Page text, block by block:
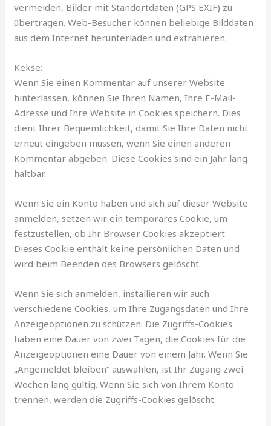
vermeiden, Bilder mit Standortdaten (GPS EXIF) zu
übertragen. Web-Besucher können beliebige Bilddaten
aus dem Internet herunterladen und extrahieren.
Kekse:
Wenn Sie einen Kommentar auf unserer Website
hinterlassen, können Sie Ihren Namen, Ihre E-Mail-
Adresse und Ihre Website in Cookies speichern. Dies
dient Ihrer Bequemlichkeit, damit Sie Ihre Daten nicht
erneut eingeben müssen, wenn Sie einen anderen
Kommentar abgeben. Diese Cookies sind ein Jahr lang
haltbar.
Wenn Sie ein Konto haben und sich auf dieser Website
anmelden, setzen wir ein temporäres Cookie, um
festzustellen, ob Ihr Browser Cookies akzeptiert.
Dieses Cookie enthält keine persönlichen Daten und
wird beim Beenden des Browsers gelöscht.
Wenn Sie sich anmelden, installieren wir auch
verschiedene Cookies, um Ihre Zugangsdaten und Ihre
Anzeigeoptionen zu schützen. Die Zugriffs-Cookies
haben eine Dauer von zwei Tagen, die Cookies für die
Anzeigeoptionen eine Dauer von einem Jahr. Wenn Sie
„Angemeldet bleiben“ auswählen, ist Ihr Zugang zwei
Wochen lang gültig. Wenn Sie sich von Ihrem Konto
trennen, werden die Zugriffs-Cookies gelöscht.